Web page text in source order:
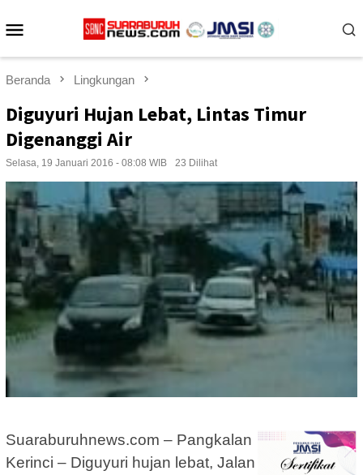
ke
Beranda Lingkungan
Diguyuri Hujan Lebat, Lintas Timur
Digenanggi Air
Selasa, 19 Januari 2016 - 08:08 WIB 23 Dilihat
Suaraburuhnews.com – Pangkalan
Kerinci – Diguyuri hujan lebat, Jalan